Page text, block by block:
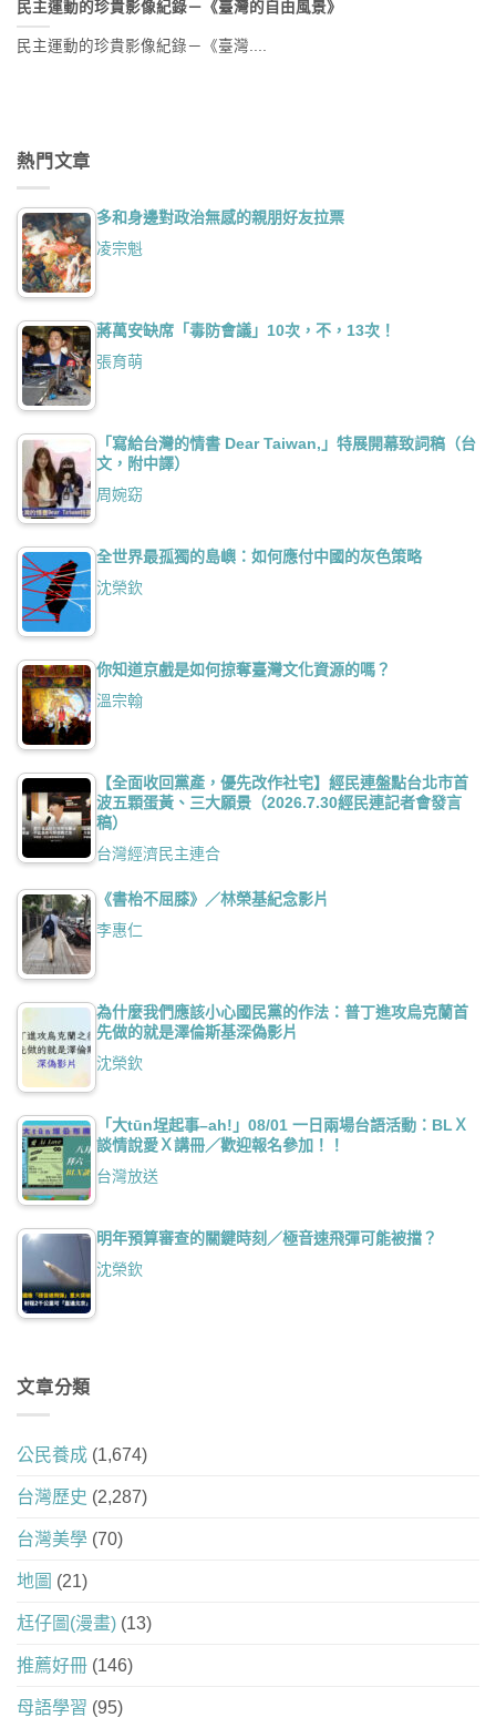
民主運動的珍貴影像紀錄－《臺灣的自由風景》
民主運動的珍貴影像紀錄－《臺灣....
熱門文章
多和身邊對政治無感的親朋好友拉票
凌宗魁
蔣萬安缺席「毒防會議」10次，不，13次！
張育萌
「寫給台灣的情書 Dear Taiwan,」特展開幕致詞稿（台
文，附中譯）
周婉窈
全世界最孤獨的島嶼：如何應付中國的灰色策略
沈榮欽
你知道京戲是如何掠奪臺灣文化資源的嗎？
溫宗翰
【全面收回黨產，優先改作社宅】經民連盤點台北市首
波五顆蛋黃、三大願景（2026.7.30經民連記者會發言
稿）
台灣經濟民主連合
《書枱不屈膝》／林榮基紀念影片
李惠仁
為什麼我們應該小心國民黨的作法：普丁進攻烏克蘭首
先做的就是澤倫斯基深偽影片
沈榮欽
「大tūn埕起事–ah!」08/01 一日兩場台語活動：BLＸ
談情說愛Ｘ講冊／歡迎報名參加！！
台灣放送
明年預算審查的關鍵時刻／極音速飛彈可能被擋？
沈榮欽
文章分類
公民養成 (1,674)
台灣歷史 (2,287)
台灣美學 (70)
地圖 (21)
尪仔圖(漫畫) (13)
推薦好冊 (146)
母語學習 (95)